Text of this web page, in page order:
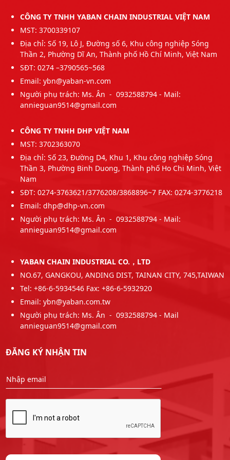
CÔNG TY TNHH YABAN CHAIN INDUSTRIAL VIỆT NAM
MST: 3700339107
Địa chỉ: Số 19, Lô J, Đường số 6, Khu công nghiệp Sóng
Thần 2, Phường Dĩ An, Thành phố Hồ Chí Minh, Việt Nam
SĐT: 0274 –3790565~568
Email: ybn@yaban-vn.com
Người phụ trách: Ms. Ân - 0932588794 - Mail:
annieguan9514@gmail.com
CÔNG TY TNHH DHP VIỆT NAM
MST: 3702363070
Địa chỉ: Số 23, Đường D4, Khu 1, Khu công nghiệp Sóng
Thần 3, Phường Binh Duong, Thành phố Ho Chi Minh, Việt
Nam
SĐT: 0274-3763621/3776208/3868896~7 FAX: 0274-3776218
Email: dhp@dhp-vn.com
Người phụ trách: Ms. Ân - 0932588794 - Mail:
annieguan9514@gmail.com
YABAN CHAIN INDUSTRIAL CO.，LTD
NO.67, GANGKOU, ANDING DIST, TAINAN CITY, 745,TAIWAN
Tel: +86-6-5934546 Fax: +86-6-5932920
Email: ybn@yaban.com.tw
Người phụ trách: Ms. Ân - 0932588794 - Mail
annieguan9514@gmail.com
ĐĂNG KÝ NHẬN TIN